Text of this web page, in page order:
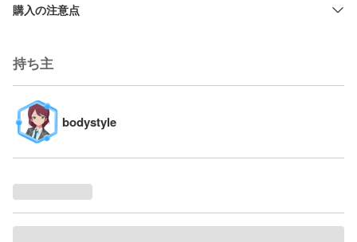
購入の注意点
持ち主
bodystyle